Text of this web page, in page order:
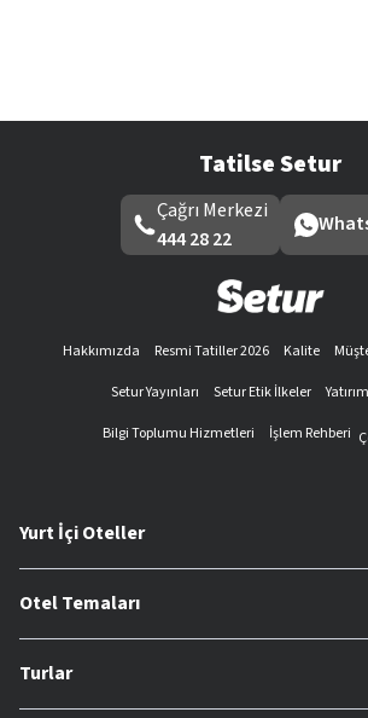
Tatilse Setur
Çağrı Merkezi
444 28 22
Hakkımızda Resmi Tatiller 2026 Kalite
Setur Yayınları
Setur Etik İlkeler
Bilgi Toplumu Hizmetleri
İşlem Rehberi
Yurt İçi Oteller
Otel Temaları
Turlar